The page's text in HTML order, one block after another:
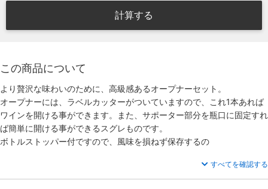
計算する
この商品について
より贅沢な味わいのために、高級感あるオープナーセット。
オープナーには、ラベルカッターがついていますので、これ1本あれば
ワインを開ける事ができます。また、サポーター部分を瓶口に固定すれ
ば簡単に開ける事ができるスグレものです。
ボトルストッパー付ですので、風味を損ねず保存するの
すべてを確認する